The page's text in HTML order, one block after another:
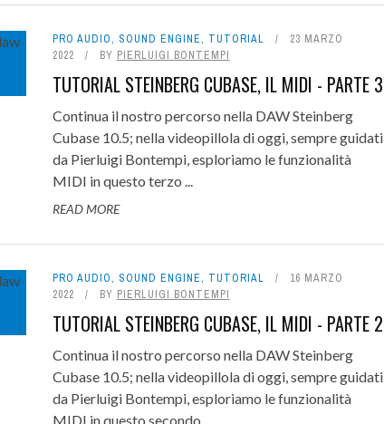
PRO AUDIO, SOUND ENGINE, TUTORIAL
23 MARZO
2022
BY PIERLUIGI BONTEMPI
TUTORIAL STEINBERG CUBASE, IL MIDI - PARTE 3
Continua il nostro percorso nella DAW Steinberg
Cubase 10.5; nella videopillola di oggi, sempre guidati
da Pierluigi Bontempi, esploriamo le funzionalità
MIDI in questo terzo ...
READ MORE
PRO AUDIO, SOUND ENGINE, TUTORIAL
16 MARZO
2022
BY PIERLUIGI BONTEMPI
TUTORIAL STEINBERG CUBASE, IL MIDI - PARTE 2
Continua il nostro percorso nella DAW Steinberg
Cubase 10.5; nella videopillola di oggi, sempre guidati
da Pierluigi Bontempi, esploriamo le funzionalità
MIDI in questo secondo ...